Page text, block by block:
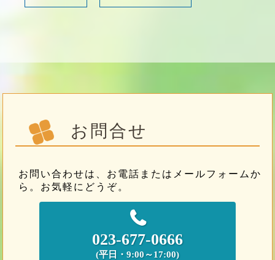
お問合せ
お問い合わせは、お電話またはメールフォームか
ら。お気軽にどうぞ。
023-677-0666
(平日・9:00～17:00)